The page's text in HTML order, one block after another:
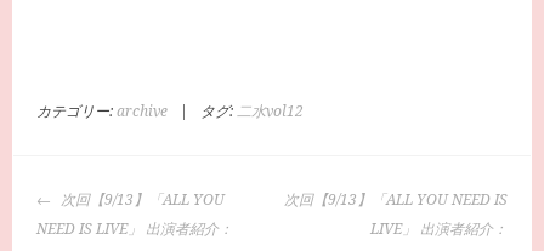
カテゴリー:archive タグ: 二水vol12
投
稿
次回【9/13】「ALL YOU
NEED IS LIVE」 出演者紹介：
次回【9/13】「ALL YOU NEED IS
LIVE」 出演者紹介：